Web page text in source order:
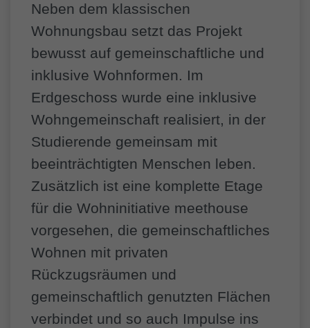
Neben dem klassischen
Wohnungsbau setzt das Projekt
bewusst auf gemeinschaftliche und
inklusive Wohnformen. Im
Erdgeschoss wurde eine inklusive
Wohngemeinschaft realisiert, in der
Studierende gemeinsam mit
beeinträchtigten Menschen leben.
Zusätzlich ist eine komplette Etage
für die Wohninitiative meethouse
vorgesehen, die gemeinschaftliches
Wohnen mit privaten
Rückzugsräumen und
gemeinschaftlich genutzten Flächen
verbindet und so auch Impulse ins